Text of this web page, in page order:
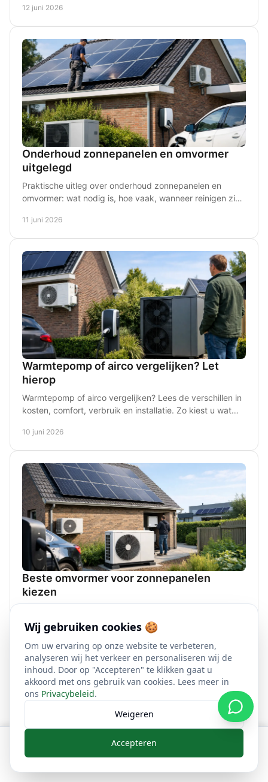
Wij gebruiken cookies 🍪
Om uw ervaring op onze website te verbeteren,
analyseren wij het verkeer en personaliseren wij de
inhoud. Door op "Accepteren" te klikken gaat u
akkoord met ons gebruik van cookies. Lees meer in
ons Privacybeleid.
Weigeren
Accepteren
12 juni 2026
Onderhoud zonnepanelen en omvormer
uitgelegd
Praktische uitleg over onderhoud zonnepanelen en
omvormer: wat nodig is, hoe vaak, wanneer reinigen zin
11 juni 2026
Warmtepomp of airco vergelijken? Let
hierop
Warmtepomp of airco vergelijken? Lees de verschillen in
kosten, comfort, verbruik en installatie. Zo kiest u wat
10 juni 2026
Beste omvormer voor zonnepanelen
kiezen
dak, schaduw en wensen. Lees welk type past bij uw
woning en waar u op moet letten.
9 juni 2026